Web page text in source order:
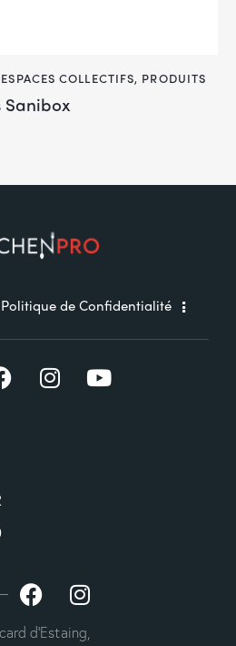
ESPACES COLLECTIFS, PRODUITS
Politique de Confidentialité
d’Estaing,